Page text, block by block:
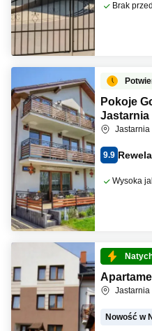
Brak
Pokoje
Jastarnia
Jastarnia
9.9
Wysoka
Jastarnia
Nowość w